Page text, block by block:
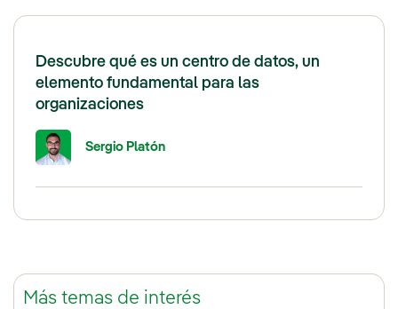
Descubre qué es un centro de datos, un
elemento fundamental para las
organizaciones
Sergio Platón
Más temas de interés